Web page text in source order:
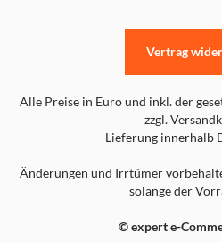
Alle Preise in Euro und inkl. der
zzgl.
Lieferung innerhalb
Änderungen und Irrtümer
solange der
© expert e-
Vertrag